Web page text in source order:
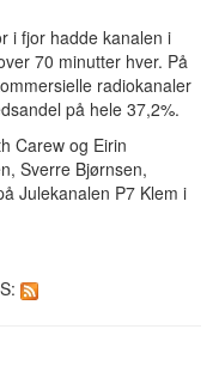
i fjor hadde kanalen i
70 minutter hver. På
radiokanaler
på hele 37,2%.
Carew og Eirin
Sverre Bjørnsen,
Julekanalen P7 Klem i